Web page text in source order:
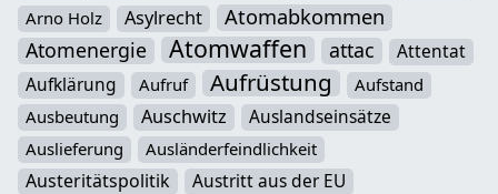
Arno Holz Asylrecht
Atomabkommen
Atomenergie
Atomwaffen attac
Attentat
Aufklärung
Aufruf Aufrüstung
Aufstand
Ausbeutung
Auschwitz Auslandseinsätze
Auslieferung Ausländerfeindlichkeit
Austeritätspolitik Austritt aus der EU